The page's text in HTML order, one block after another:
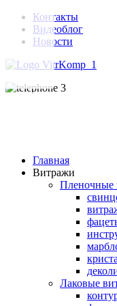
Контакты
Видеоблог
Новости
Главная
Витражи
Пленочные
Лаковые